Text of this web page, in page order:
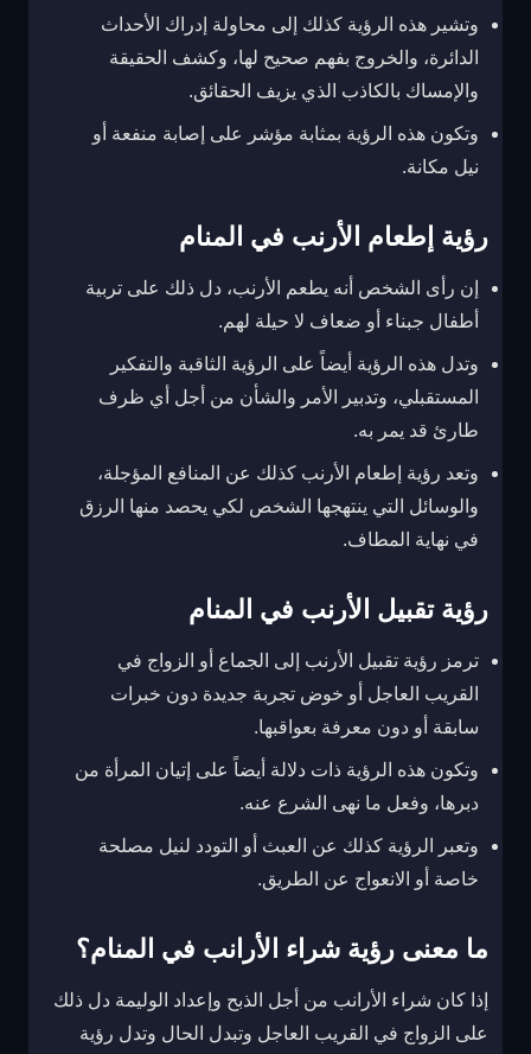
وتشير هذه الرؤية كذلك إلى محاولة إدراك الأحداث
الدائرة، والخروج بفهم صحيح لها، وكشف الحقيقة
والإمساك بالكاذب الذي يزيف الحقائق.
وتكون هذه الرؤية بمثابة مؤشر على إصابة منفعة أو
نيل مكانة.
رؤية إطعام الأرنب في المنام
إن رأى الشخص أنه يطعم الأرنب، دل ذلك على تربية
أطفال جبناء أو ضعاف لا حيلة لهم.
وتدل هذه الرؤية أيضاً على الرؤية الثاقبة والتفكير
المستقبلي، وتدبير الأمر والشأن من أجل أي ظرف
طارئ قد يمر به.
وتعد رؤية إطعام الأرنب كذلك عن المنافع المؤجلة،
والوسائل التي ينتهجها الشخص لكي يحصد منها الرزق
في نهاية المطاف.
رؤية تقبيل الأرنب في المنام
ترمز رؤية تقبيل الأرنب إلى الجماع أو الزواج في
القريب العاجل أو خوض تجربة جديدة دون خبرات
سابقة أو دون معرفة بعواقبها.
وتكون هذه الرؤية ذات دلالة أيضاً على إتيان المرأة من
دبرها، وفعل ما نهى الشرع عنه.
وتعبر الرؤية كذلك عن العبث أو التودد لنيل مصلحة
خاصة أو الانعواج عن الطريق.
ما معنى رؤية شراء الأرانب في المنام؟
إذا كان شراء الأرانب من أجل الذبح وإعداد الوليمة دل ذلك
على الزواج في القريب العاجل وتبدل الحال وتدل رؤية